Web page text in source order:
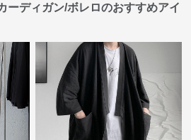
ーディガン/ボレロのおすすめアイ